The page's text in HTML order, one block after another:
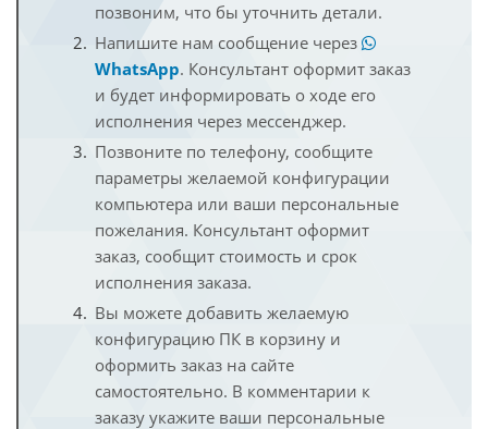
позвоним, что бы уточнить детали.
Напишите нам сообщение через
WhatsApp. Консультант оформит заказ
и будет информировать о ходе его
исполнения через мессенджер.
Позвоните по телефону, сообщите
параметры желаемой конфигурации
компьютера или ваши персональные
пожелания. Консультант оформит
заказ, сообщит стоимость и срок
исполнения заказа.
Вы можете добавить желаемую
конфигурацию ПК в корзину и
оформить заказ на сайте
самостоятельно. В комментарии к
заказу укажите ваши персональные